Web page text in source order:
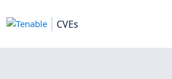
CVEs